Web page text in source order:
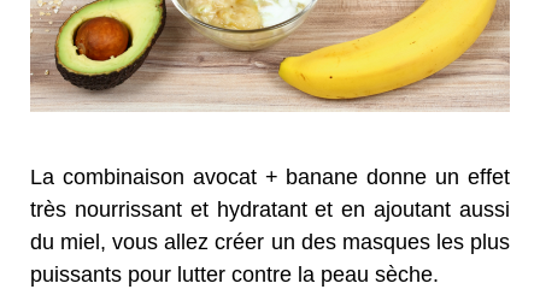
La combinaison avocat + banane donne un effet
très nourrissant et hydratant et en ajoutant aussi
du miel, vous allez créer un des masques les plus
puissants pour lutter contre la peau sèche.